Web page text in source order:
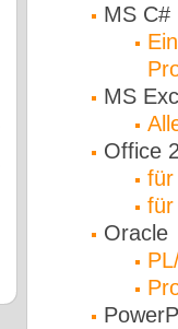
MS C#
MS
Office
für
für
Oracle